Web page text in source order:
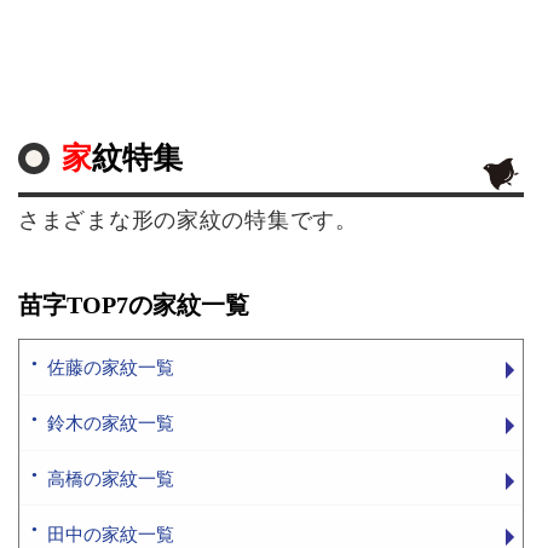
家紋特集
さまざまな形の家紋の特集です。
苗字TOP7の家紋一覧
佐藤の家紋一覧
鈴木の家紋一覧
高橋の家紋一覧
田中の家紋一覧